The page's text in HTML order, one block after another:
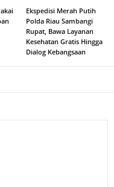
Ekspedisi Merah Putih
Polda Riau Sambangi
Rupat, Bawa Layanan
Kesehatan Gratis Hingga
Dialog Kebangsaan